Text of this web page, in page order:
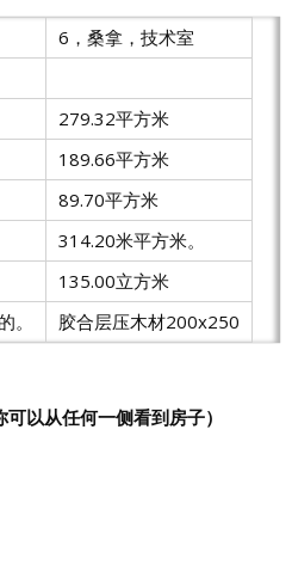
6，桑拿，技术室
279.32平方米
189.66平方米
89.70平方米
314.20米平方米。
135.00立方米
。
胶合层压木材200x250
以从任何一侧看到房子）